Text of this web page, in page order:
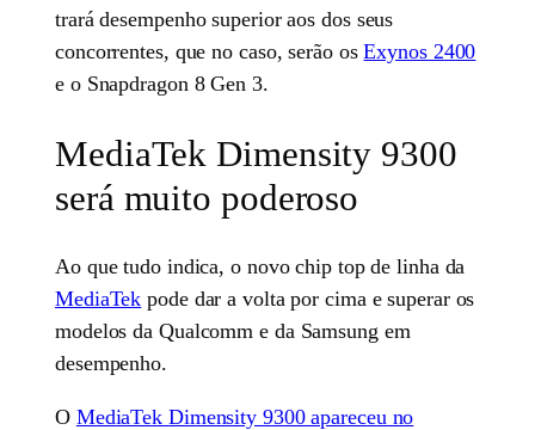
trará desempenho superior aos dos seus
concorrentes, que no caso, serão osExynos 2400
e o Snapdragon 8 Gen 3.
MediaTek Dimensity 9300
será muito poderoso
Ao que tudo indica, o novo chip top de linha da
MediaTek pode dar a volta por cima e superar os
modelos da Qualcomm e da Samsung em
desempenho.
O MediaTek Dimensity 9300 apareceu no